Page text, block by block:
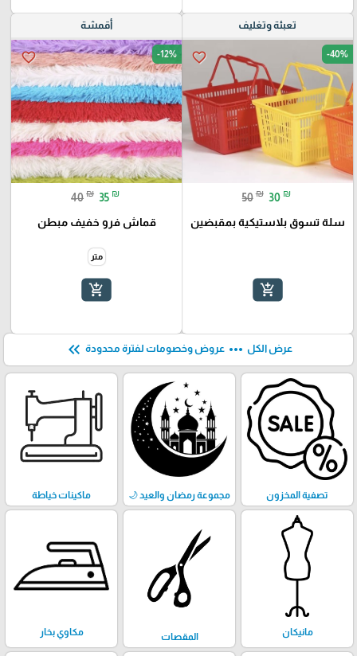
تعبئة وتغليف
favorite_border -40%
50 ₪ 30 ₪
سلة تسوق بلاستيكية بمقبضين
add_shopping_cart
أقمشة
favorite_border -12%
40 ₪ 35 ₪
قماش فرو خفيف مبطن
متر
add_shopping_cart
عرض الكل more_horiz عروض وخصومات لفترة محدودة keyboard_double_arrow_left
تصفية المخزون مجموعة رمضان والعيد 🌙 ماكينات خياطة
مانيكان المقصات مكاوي بخار